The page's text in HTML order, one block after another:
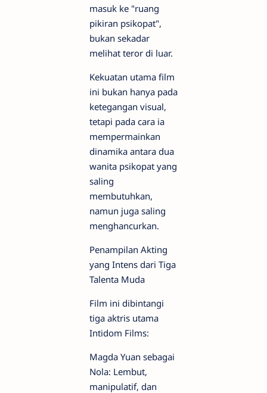
masuk ke "ruang
pikiran psikopat",
bukan sekadar
melihat teror di luar.
Kekuatan utama film
ini bukan hanya pada
ketegangan visual,
tetapi pada cara ia
mempermainkan
dinamika antara dua
wanita psikopat yang
saling
membutuhkan,
namun juga saling
menghancurkan.
Penampilan Akting
yang Intens dari Tiga
Talenta Muda
Film ini dibintangi
tiga aktris utama
Intidom Films:
Magda Yuan sebagai
Nola: Lembut,
manipulatif, dan